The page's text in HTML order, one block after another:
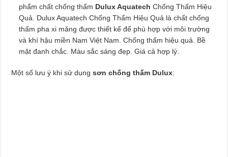
phẩm chất chống thấm Dulux AquatechChống Thấm Hiệu
Quả. Dulux Aquatech Chống Thấm Hiệu Quả là chất chống
thấm pha xi măng được thiết kế để phù hợp với môi trường
và khí hậu miền Nam Việt Nam. Chống thấm hiệu quả. Bề
mặt đanh chắc. Màu sắc sáng đẹp. Giá cả hợp lý.
Một số lưu ý khi sử dụng sơn chống thấm Dulux: